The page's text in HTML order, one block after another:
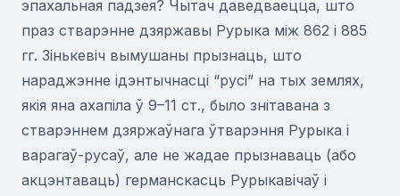
эпахальная падзея? Чытач даведваецца, што
праз стварэнне дзяржавы Рурыка між 862 і 885
гг. Зінькевіч вымушаны прызнаць, што
нараджэнне ідэнтычнасці “русі” на тых землях,
якія яна ахапіла ў 9–11 ст., было знітавана з
стварэннем дзяржаўнага ўтварэння Рурыка і
варагаў-русаў, але не жадае прызнаваць (або
акцэнтаваць) германскасць Рурыкавічаў і